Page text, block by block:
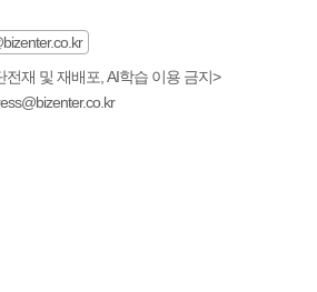
재 및 재배포, AI학습 이용 금지>